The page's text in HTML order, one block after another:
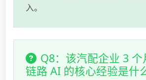
入。
Q8：该汽配企业 3 个
链路 AI 的核心经验是什